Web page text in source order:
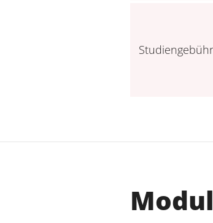
Studiengebühr